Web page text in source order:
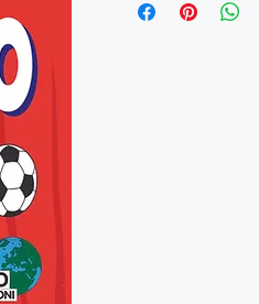
Edition year: